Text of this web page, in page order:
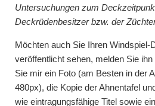
Untersuchungen zum
Deckrüdenbesitzer bzw. der
Möchten auch Sie Ihren Windspiel-
veröffentlicht sehen, melden Sie
Sie mir ein Foto (am Besten in der
480px), die Kopie der Ahnentafel
wie eintragungsfähige Titel sowie